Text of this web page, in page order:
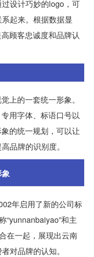
设计巧妙的logo，可
起来。根据数据显
顾客忠诚度和品牌认
上的一套统一形象。
用字体、标语口号以
的统一规划，可以让
品牌的识别度。
年启用了新的公司标
“yunnanbaiyao”和主
在一起，展现出云南
对品牌的认知。